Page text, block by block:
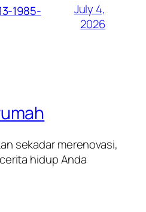
1985-
July 4,
2026
sekadar merenovasi,
hidup Anda